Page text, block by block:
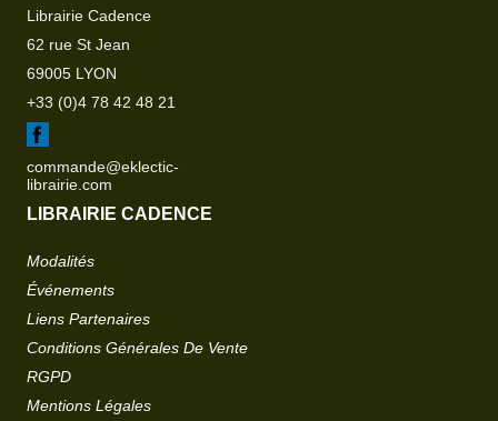
Librairie Cadence
62 rue St Jean
69005 LYON
+33 (0)4 78 42 48 21
commande@eklectic-
librairie.com
LIBRAIRIE CADENCE
Modalités
Événements
Liens Partenaires
Conditions Générales De Vente
RGPD
Mentions Légales